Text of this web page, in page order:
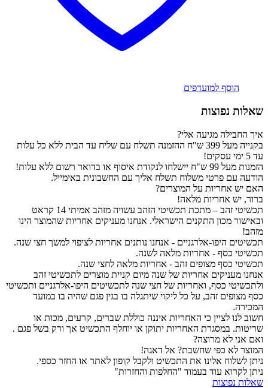
הוסף למועדפים
שאלות נפוצות
איך החבילה מגיעה אלי?
בקנייה מעל 399 ש"ח ההזמנה תשלח עם שליח עד הבית ללא כל עלות
עד 5 ימי עסקים!
הזמנות מעל 99 ש"ח יישלחו לנקודת איסוף או בדואר רשום ללא עלות!
הודעה עם פרטי משלוח תשלח אליך עם החשבונית באימייל.
האם יש אחריות על המוצרים?
ברור, יש אחריות מלאה!
תכשיטי זהב – מתכת תכשיטי הזהב עשויה מזהב אמיתי 14 קראט
ובאישור מכון התקנים הישראלי. אנחנו מעניקים אחריות שהמוצר הינו
מזהב!
תכשיטים היפו-אלרגניים - אנחנו נותנים אחריות לציפוי למשך חצי שנה.
תכשיטי כסף - אחריות מלאה לשנה.
תכשיטי כסף מצופים זהב - אחריות מלאה לחצי שנה.
אנחנו מעניקים אחריות של שנה מיום קניית מוצרים לתכשיטי זהב
ולתכשיטי כסף, ואחריות של חצי שנה לתכשיטים היפו-אלרגניים ותכשיטי
כסף מצופים זהב, על כל ליקוי שיתגלה בו בגין פגם שהיה בו במועד
המכירה.
חשוב לנו לציין כי האחריות איננה כוללת שברים, קרעים, מכות או
שריטות. במסגרת האחריות יתוקן או יוחלף התכשיט אך ורק בשל פגם .
ואם אני לא מרוצה?
המוצר לא כפי שחשבת? אל דאגה!
ניתן לשלוח אלינו את התכשיט ולקבל קופון לאתר או החזר כספי.
ניתן לקרוא עוד בעמוד "החלפות והחזרות"
שאלות נפוצות